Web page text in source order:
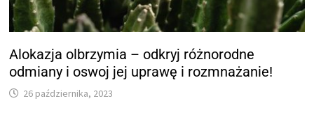
Alokazja olbrzymia – odkryj różnorodne
odmiany i oswoj jej uprawę i rozmnażanie!
26 października, 2023